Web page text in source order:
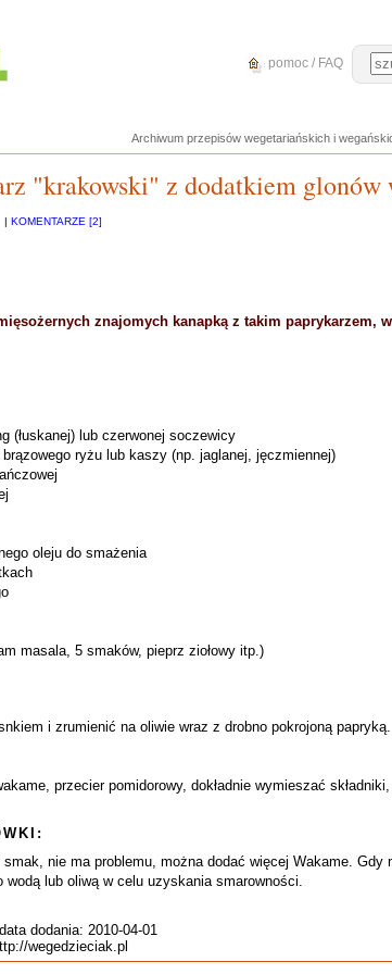
pomoc / FAQ
Archiwum przepisów wegetariańskich i
"krakowski" z dodatkiem glonów
| KOMENTARZE [2]
znajomych kanapką z takim paprykarzem,
(łuskanej) lub czerwonej soczewicy
ryżu lub kaszy (np. jaglanej, jęczmiennej)
oleju do smażenia
masala, 5 smaków, pieprz ziołowy itp.)
i zrumienić na oliwie wraz z drobno pokrojoną
przecier pomidorowy, dokładnie wymieszać
nie ma problemu, można dodać więcej Wakame.
lub oliwą w celu uzyskania smarowności.
dodania: 2010-04-01
wegedzieciak.pl